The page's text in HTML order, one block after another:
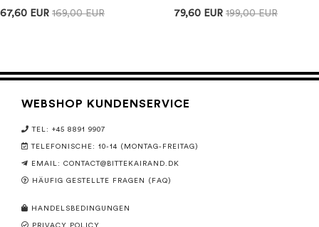
67,60 EUR 169,00 EUR
79,60 EUR 199,00 EUR
WEBSHOP KUNDENSERVICE
TEL: +45 8891 9907
TELEFONISCHE: 10-14 (MONTAG-FREITAG)
EMAIL: CONTACT@BITTEKAIRAND.DK
HÄUFIG GESTELLTE FRAGEN (FAQ)
HANDELSBEDINGUNGEN